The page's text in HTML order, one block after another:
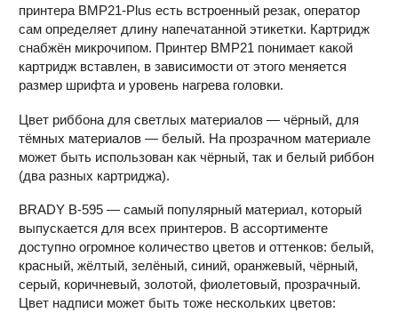
принтера BMP21-Plus есть встроенный резак, оператор
сам определяет длину напечатанной этикетки. Картридж
снабжён микрочипом. Принтер BMP21 понимает какой
картридж вставлен, в зависимости от этого меняется
размер шрифта и уровень нагрева головки.
Цвет риббона для светлых материалов — чёрный, для
тёмных материалов — белый. На прозрачном материале
может быть использован как чёрный, так и белый риббон
(два разных картриджа).
BRADY B-595 — самый популярный материал, который
выпускается для всех принтеров. В ассортименте
доступно огромное количество цветов и оттенков: белый,
красный, жёлтый, зелёный, синий, оранжевый, чёрный,
серый, коричневый, золотой, фиолетовый, прозрачный.
Цвет надписи может быть тоже нескольких цветов: